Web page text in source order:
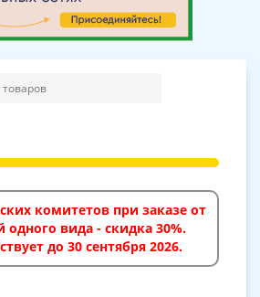
товаров
комитетов при заказе от
одного вида - скидка 30%.
до 30 сентября 2026.